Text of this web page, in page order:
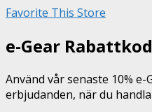
Favorite This Store
e-Gear Rabattkod
Använd vår senaste 10%
erbjudanden, när du